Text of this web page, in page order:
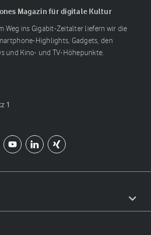
Magazin für digitale Kultur
Weg ins Gigabit-Zeitalter liefern wir die
Highlights, Gadgets, den
und Kino- und TV-Höhepunkte.
1